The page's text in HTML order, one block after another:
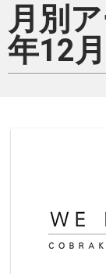
月別
年12月